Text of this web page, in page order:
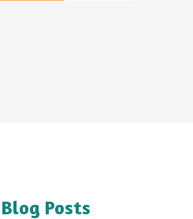
Posts